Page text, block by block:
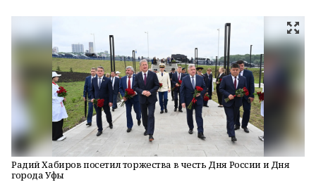
Радий Хабиров посетил торжества в честь Дня России и Дня
города Уфы